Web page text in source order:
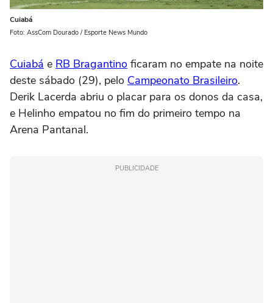
Cuiabá
Foto: AssCom Dourado / Esporte News Mundo
Cuiabá e RB Bragantino ficaram no empate na noite
deste sábado (29), pelo Campeonato Brasileiro.
Derik Lacerda abriu o placar para os donos da casa,
e Helinho empatou no fim do primeiro tempo na
Arena Pantanal.
PUBLICIDADE